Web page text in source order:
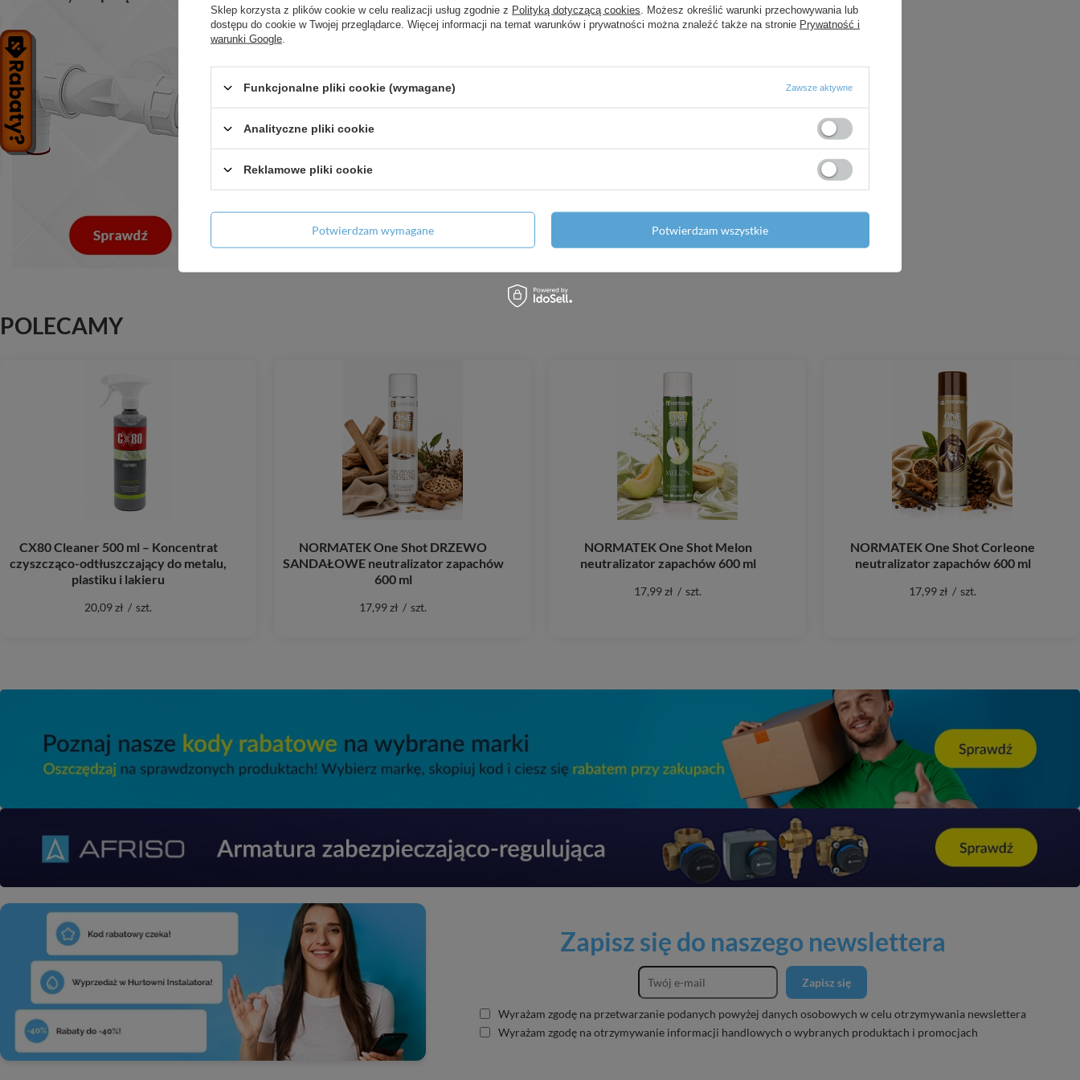
POLECAMY
CX80 Cleaner 500 ml – Koncentrat
czyszcząco-odtłuszczający do metalu,
plastiku i lakieru
20,09 zł / szt.
NORMATEK One Shot DRZEWO
SANDAŁOWE neutralizator zapachów
600 ml
17,99 zł / szt.
NORMATEK One Shot Melon
neutralizator zapachów 600 ml
17,99 zł / szt.
NORMATEK One Shot Corleone
neutralizator zapachów 600 ml
17,99 zł / szt.
Zapisz się do naszego newslettera
Zapisz się
Wyrażam zgodę na przetwarzanie podanych powyżej danych osobowych w celu otrzymywania newslettera
Wyrażam zgodę na otrzymywanie informacji handlowych o wybranych produktach i promocjach
Sklep korzysta z plików cookie w celu realizacji usług zgodnie z Polityką dotyczącą cookies . Możesz określić warunki przechowywania lub
dostępu do cookie w Twojej przeglądarce. Więcej informacji na temat warunków i prywatności można znaleźć także na stronie Prywatność i
warunki Google
Funkcjonalne pliki cookie (wymagane) Zawsze aktywne
Analityczne pliki cookie
Reklamowe pliki cookie
Potwierdzam wymagane Potwierdzam wszystkie